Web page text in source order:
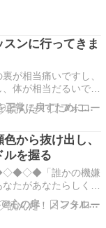
ンに行ってきま
が相当痛いですし、
体が相当だるいです
夜中に胃液を吐く件
。 ○ベットに入って
に入ってから飲んだ
戻すために命をかけて戦う
から抜け出し、
ルを握る
「誰かの機嫌
たがあなたらしく笑
メンタルカウンセリ
に
メンタルカウンセリング横浜